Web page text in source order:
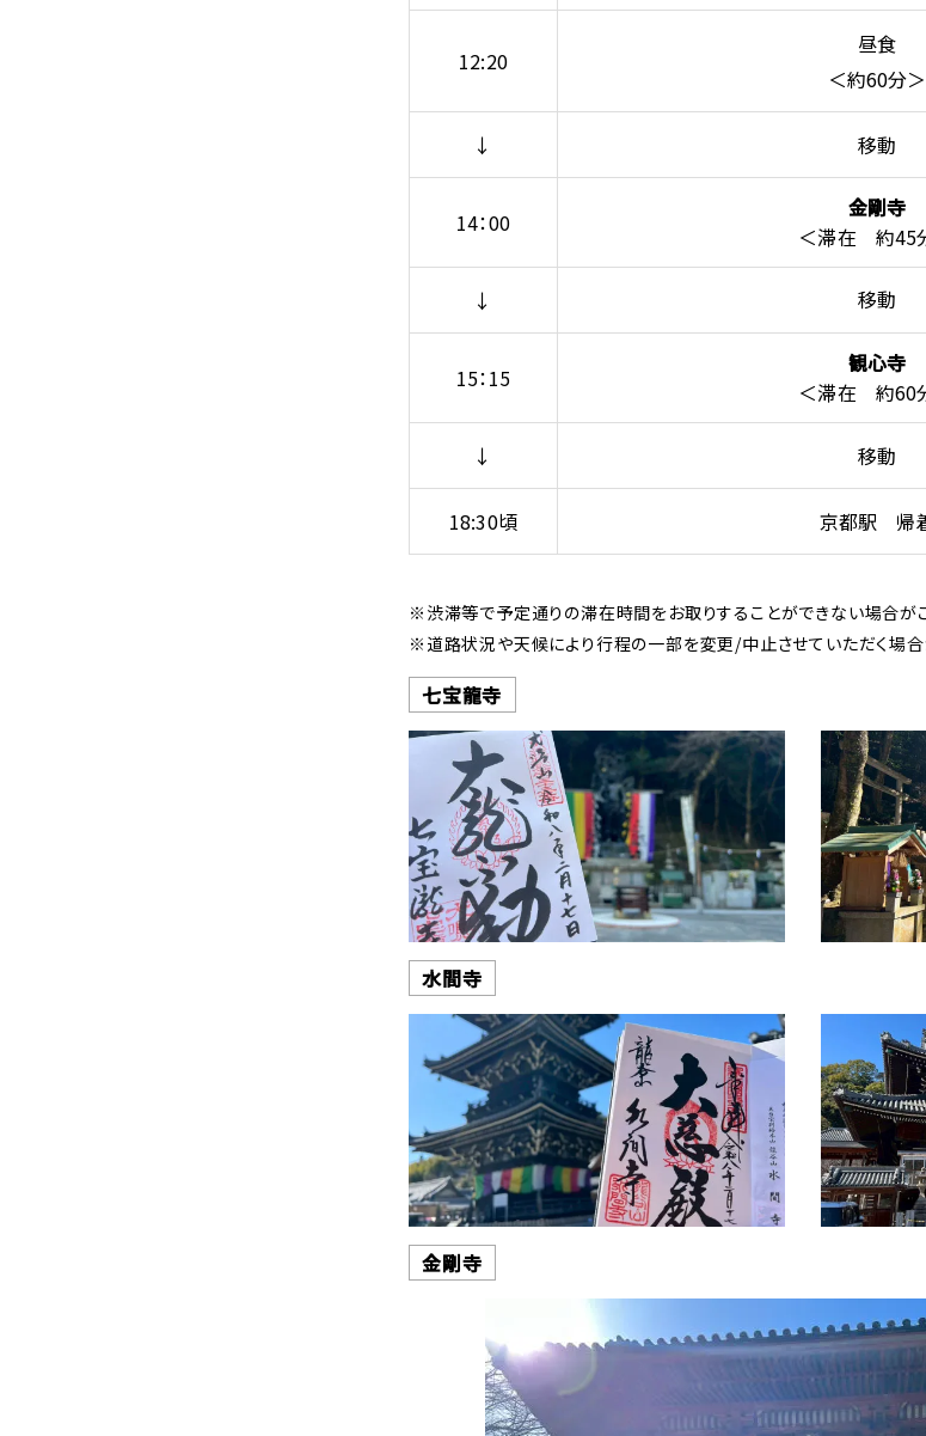
12:20
昼食
＜約60分＞
↓ 移動
14：00
金剛寺
＜滞在 約45
↓ 移動
15：15
観心寺
＜滞在 約60
↓ 移動
18:30頃 京都駅 帰
※渋滞等で予定通りの滞在時間をお取りすることができない場合がご
※道路状況や天候により行程の一部を変更/中止させていただく場合
七宝龍寺
水間寺
金剛寺